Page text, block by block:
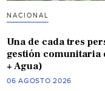
NACIONAL
Una de cada tres
gestión comunitaria
+ Agua)
06 AGOSTO 2026